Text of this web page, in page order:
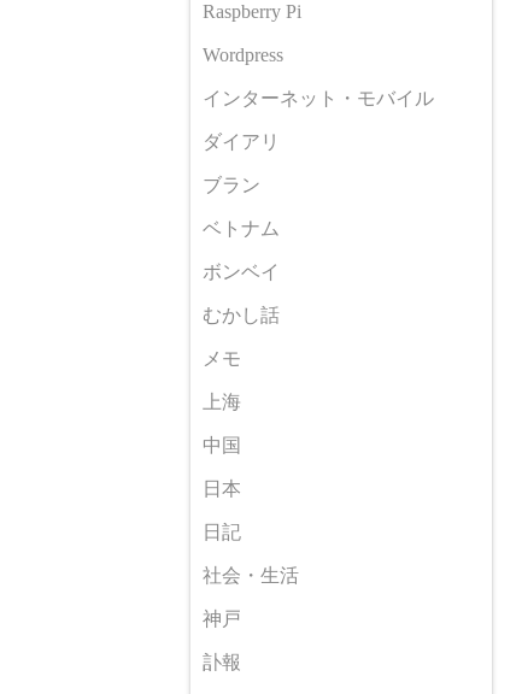
Raspberry Pi
Wordpress
インターネット・モバイル
ダイアリ
ブラン
ベトナム
ボンベイ
むかし話
メモ
上海
中国
日本
日記
社会・生活
神戸
訃報